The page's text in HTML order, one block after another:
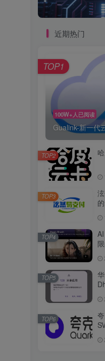
近期热门
100W+人已阅读
Gualink-新一代
TOP1
TOP2
TOP3
TOP4
TOP5
TOP6